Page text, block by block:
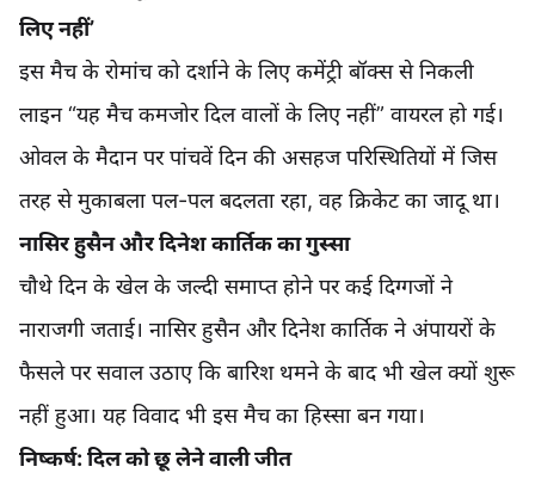
लिए नहीं’
इस मैच के रोमांच को दर्शाने के लिए कमेंट्री बॉक्स से निकली
लाइन “यह मैच कमजोर दिल वालों के लिए नहीं” वायरल हो गई।
ओवल के मैदान पर पांचवें दिन की असहज परिस्थितियों में जिस
तरह से मुकाबला पल-पल बदलता रहा, वह क्रिकेट का जादू था।
नासिर हुसैन और दिनेश कार्तिक का गुस्सा
चौथे दिन के खेल के जल्दी समाप्त होने पर कई दिग्गजों ने
नाराजगी जताई। नासिर हुसैन और दिनेश कार्तिक ने अंपायरों के
फैसले पर सवाल उठाए कि बारिश थमने के बाद भी खेल क्यों शुरू
नहीं हुआ। यह विवाद भी इस मैच का हिस्सा बन गया।
निष्कर्ष: दिल को छू लेने वाली जीत